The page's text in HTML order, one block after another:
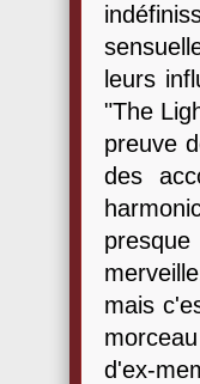
leurs
"The
preuve
des
mais
d'ex-